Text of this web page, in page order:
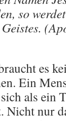
so
es
Ein
als ein
Nicht nur